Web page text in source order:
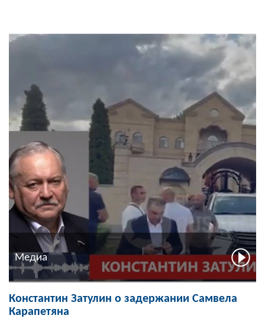
Медиа
Константин Затулин о задержании Самвела
Карапетяна